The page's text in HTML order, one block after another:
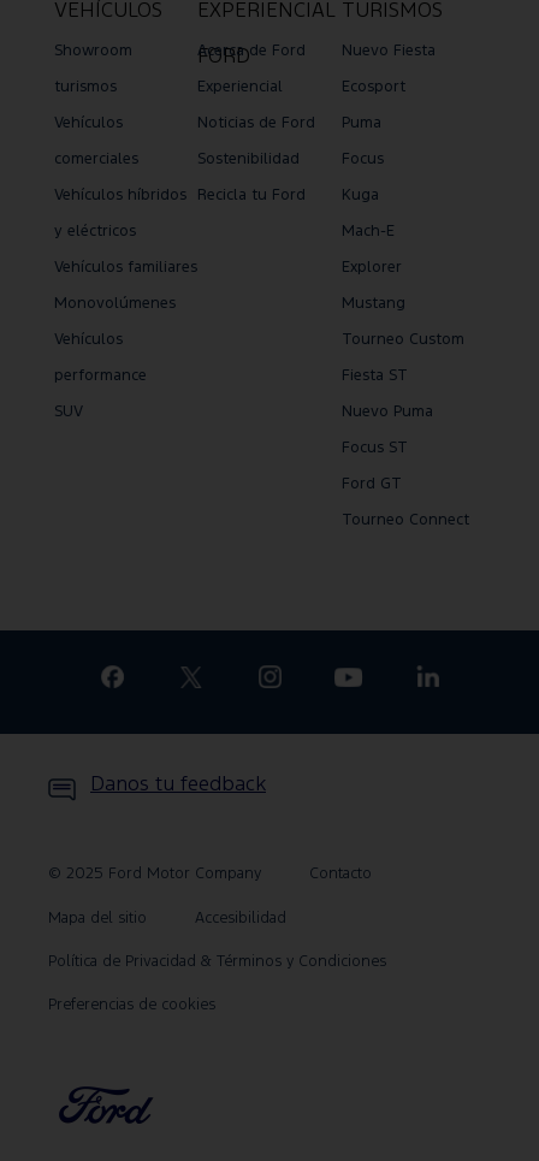
VEHÍCULOS
Showroom
turismos
Vehículos
comerciales
Vehículos híbridos
y eléctricos
Vehículos familiares
Monovolúmenes
Vehículos
performance
SUV
EXPERIENCIAL
FORD
Acerca de Ford
Experiencial
Noticias de Ford
Sostenibilidad
Recicla tu Ford
TURISMOS
Nuevo Fiesta
Ecosport
Puma
Focus
Kuga
Mach-E
Explorer
Mustang
Tourneo Custom
Fiesta ST
Nuevo Puma
Focus ST
Ford GT
Tourneo Connect
Danos tu feedback
© 2025 Ford Motor Company Contacto
Mapa del sitio Accesibilidad
Política de Privacidad & Términos y Condiciones
Preferencias de cookies